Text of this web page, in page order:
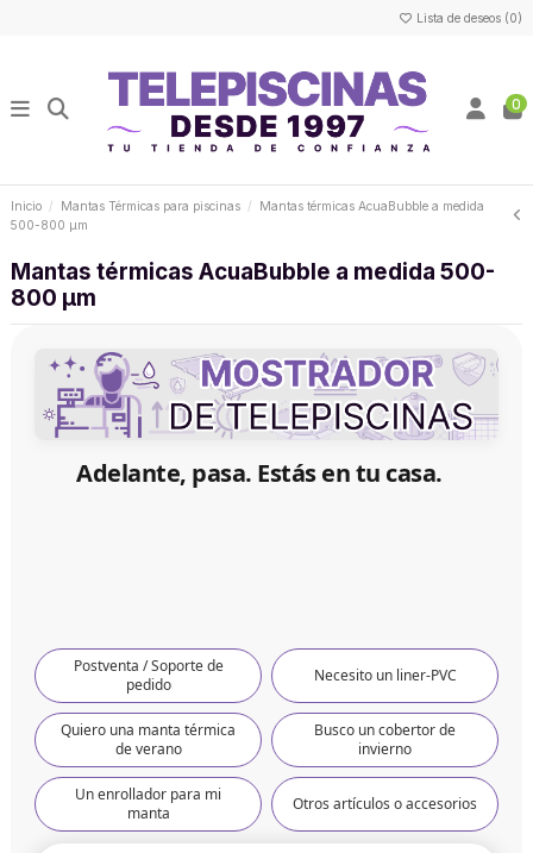
Lista de deseos (0)
0
Inicio Mantas Térmicas para piscinas
Mantas térmicas AcuaBubble a medida
500-800 µm
Mantas térmicas AcuaBubble a medida 500-
800 µm
Adelante, pasa. Estás en tu casa.
Postventa / Soporte de
pedido
Necesito un liner-PVC
Quiero una manta térmica
de verano
Busco un cobertor de
invierno
Un enrollador para mi
manta
Otros artículos o accesorios